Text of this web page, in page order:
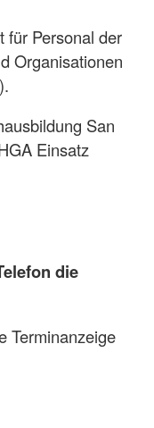
für Personal der
Organisationen
San
Einsatz
die
Terminanzeige